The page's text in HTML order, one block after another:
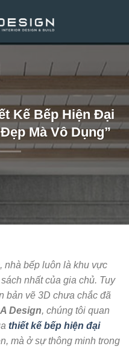
Kế Bếp Hiện Đại
Mà Vô Dụng”
nhà bếp luôn là khu vực
nhất của gia chủ. Tuy
bản vẽ 3D chưa chắc đã
Design, chúng tôi quan
thiết kế bếp hiện đại
mà ở sự thông minh trong